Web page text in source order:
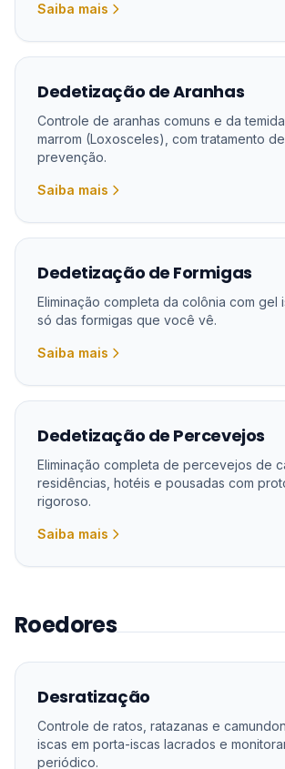
Saiba mais
Dedetização de Aranhas
Controle de aranhas comuns e da
marrom (Loxosceles), com tratamento
prevenção.
Saiba mais
Dedetização de Formigas
Eliminação completa da colônia com gel
só das formigas que você vê.
Saiba mais
Dedetização de Percevejos
Eliminação completa de percevejos de
residências, hotéis e pousadas com
rigoroso.
Saiba mais
Roedores
Desratização
Controle de ratos, ratazanas e
iscas em porta-iscas lacrados e
periódico.